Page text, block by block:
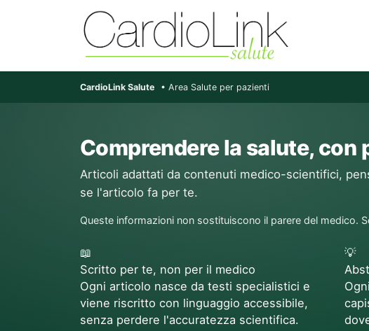
CardioLink Salute • Area Salute per pazienti
Comprendere la salute, con
Articoli adattati da contenuti medico-scientifici,
se l'articolo fa per te.
Queste informazioni non sostituiscono il parere del medico.
📖
Scritto per te, non per il medico
Ogni articolo nasce da testi specialistici e
viene riscritto con linguaggio accessibile,
senza perdere l'accuratezza scientifica.
💡